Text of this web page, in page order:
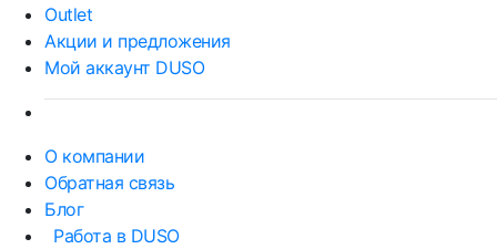
Outlet
Акции и предложения
Мой аккаунт DUSO
О компании
Обратная связь
Блог
Работа в DUSO